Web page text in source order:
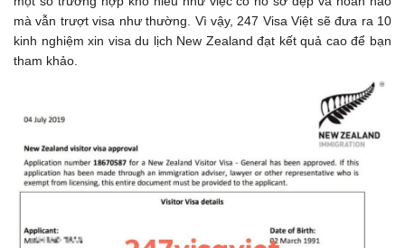
mà vẫn trượt visa như thường. Vì vậy, 247 Visa Việt sẽ đưa ra 10
kinh nghiệm xin visa du lịch New Zealand đạt kết quả cao để bạn
tham khảo.